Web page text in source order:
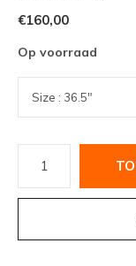
€160,00
Op voorraad